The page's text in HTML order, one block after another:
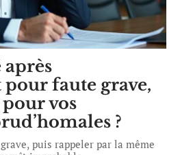
après
faute grave,
vos
?
puis rappeler par la même